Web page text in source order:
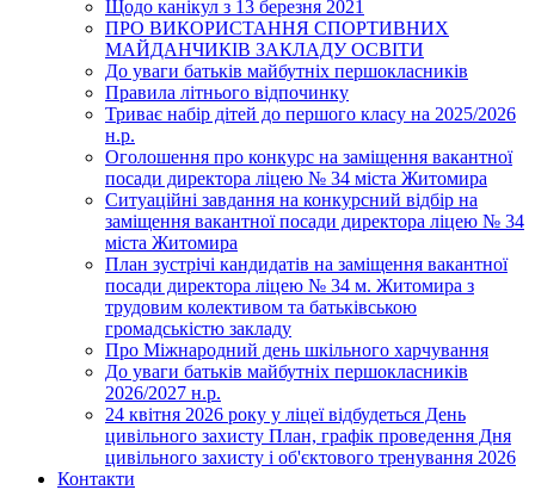
Щодо канікул з 13 березня 2021
ПРО ВИКОРИСТАННЯ СПОРТИВНИХ
МАЙДАНЧИКІВ ЗАКЛАДУ ОСВІТИ
До уваги батьків майбутніх першокласників
Правила літнього відпочинку
Триває набір дітей до першого класу на 2025/2026
н.р.
Оголошення про конкурс на заміщення вакантної
посади директора ліцею № 34 міста Житомира
Ситуаційні завдання на конкурсний відбір на
заміщення вакантної посади директора ліцею № 34
міста Житомира
План зустрічі кандидатів на заміщення вакантної
посади директора ліцею № 34 м. Житомира з
трудовим колективом та батьківською
громадськістю закладу
Про Міжнародний день шкільного харчування
До уваги батьків майбутніх першокласників
2026/2027 н.р.
24 квітня 2026 року у ліцеї відбудеться День
цивільного захисту План, графік проведення Дня
цивільного захисту і об'єктового тренування 2026
Контакти